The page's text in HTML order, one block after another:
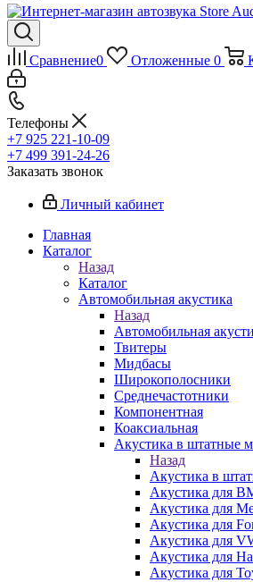
Сравнение0 Отложенные 0
Телефоны
+7 925 221-10-09
+7 499 391-24-26
Заказать звонок
Личный кабинет
Главная
Каталог
Назад
Каталог
Автомобильная акустика
Назад
Автомобильная
Твитеры
Мидбасы
Широкополосники
Среднечастотники
Компонентная
Коаксиальная
Акустика в штатные
Назад
Акустика в
Акустика для
Акустика для
Акустика для
Акустика для
Акустика для
Акустика для